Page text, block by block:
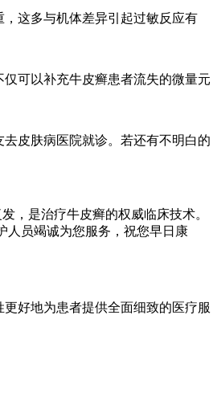
这多与机体差异引起过敏反应有
可以补充牛皮癣患者流失的微量元
皮肤病医院就诊。若还有不明白的
，是治疗牛皮癣的权威临床技术。
人员竭诚为您服务，祝您早日康
好地为患者提供全面细致的医疗服